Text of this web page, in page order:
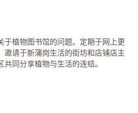
于植物图书馆的问题。定期于网上更
邀请于新蒲岗生活的街坊和店铺店主
同分享植物与生活的连结。